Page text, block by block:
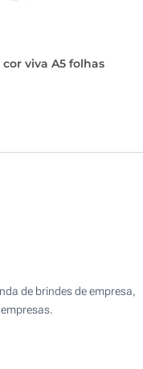
viva A5 folhas
de brindes de empresa,